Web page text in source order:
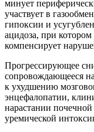
минует
участвует в
гипоксии и
ацидоза, при
компенсирует
Прогрессирующее
сопровождающееся
к ухудшению
энцефалопатии,
нарастании
уремической